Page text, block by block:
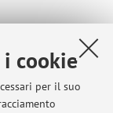
cookie
per il suo